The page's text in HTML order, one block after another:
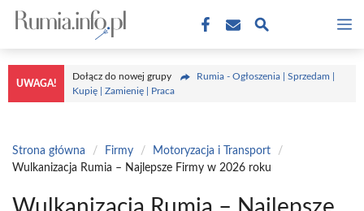
Przejdź
treści
UWAGA!
Dołącz do nowej grupy
Rumia - Ogłoszenia | Sprzedam |
Kupię | Zamienię | Praca
Strona główna / Firmy / Motoryzacja i Transport
/
Wulkanizacja Rumia – Najlepsze Firmy w 2026 roku